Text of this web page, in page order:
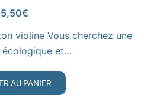
€
violine Vous cherchez une
écologique et…
AU PANIER